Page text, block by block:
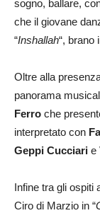
sogno, ballare,
che il giovane
“Inshallah“, brano
Oltre alla
panorama
Ferro che
interpretato con
Geppi Cucciari e
Infine tra gli ospiti
Ciro di Marzio in “